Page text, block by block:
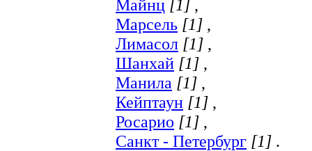
Майнц [1] ,
Марсель [1] ,
Лимасол [1] ,
Шанхай [1] ,
Манила [1] ,
Кейптаун [1] ,
Росарио [1] ,
Санкт - Петербург [1] .